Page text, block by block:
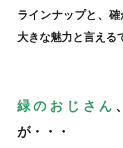
ラインナップと、
大きな魅力と言える
緑のおじさん
が・・・